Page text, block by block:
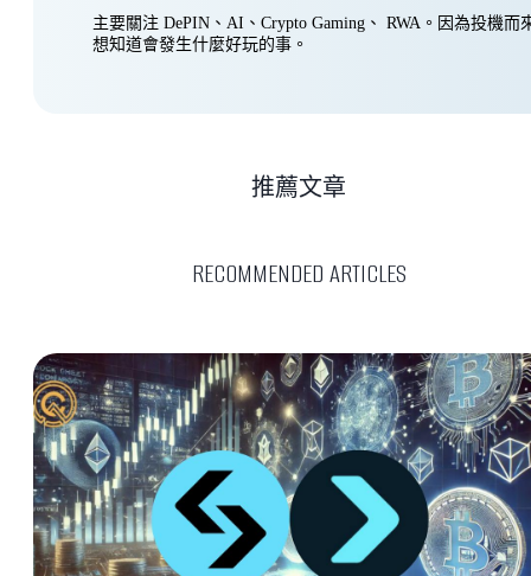
主要關注 DePIN、AI、Crypto Gaming、 RWA。因為投機而
想知道會發生什麼好玩的事。
RECOMMENDED ARTICLES
推薦文章